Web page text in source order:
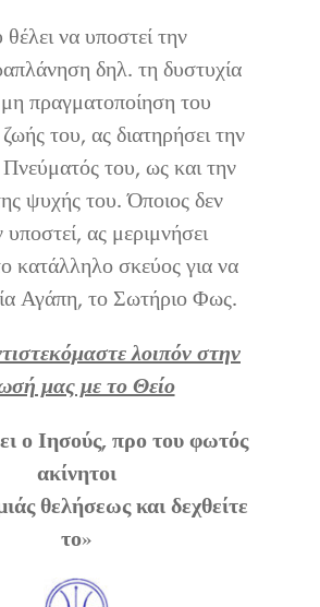
να υποστεί την
δηλ. τη δυστυχία
πραγματοποίηση του
του, ας διατηρήσει την
Πνεύματός του, ως και την
ψυχής του. Όποιος δεν
υποστεί, ας μεριμνήσει
κατάλληλο σκεύος για να
Αγάπη, το Σωτήριο Φως.
λοιπόν στην
μας με το Θείο
ο Ιησούς, προ του φωτός
ακίνητοι
θελήσεως και δεχθείτε
το»